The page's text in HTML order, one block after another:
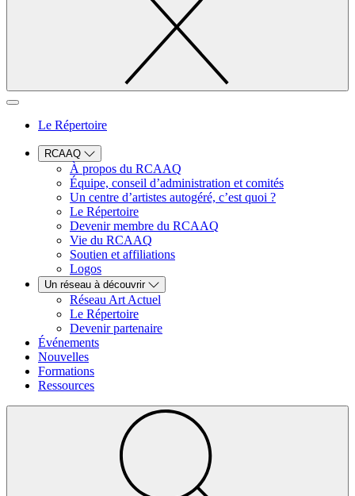
Le Répertoire
RCAAQ
À propos du RCAAQ
Équipe, conseil d’administration et comités
Un centre d’artistes autogéré, c’est quoi ?
Le Répertoire
Devenir membre du RCAAQ
Vie du RCAAQ
Soutien et affiliations
Logos
Un réseau à découvrir
Réseau Art Actuel
Le Répertoire
Devenir partenaire
Événements
Nouvelles
Formations
Ressources